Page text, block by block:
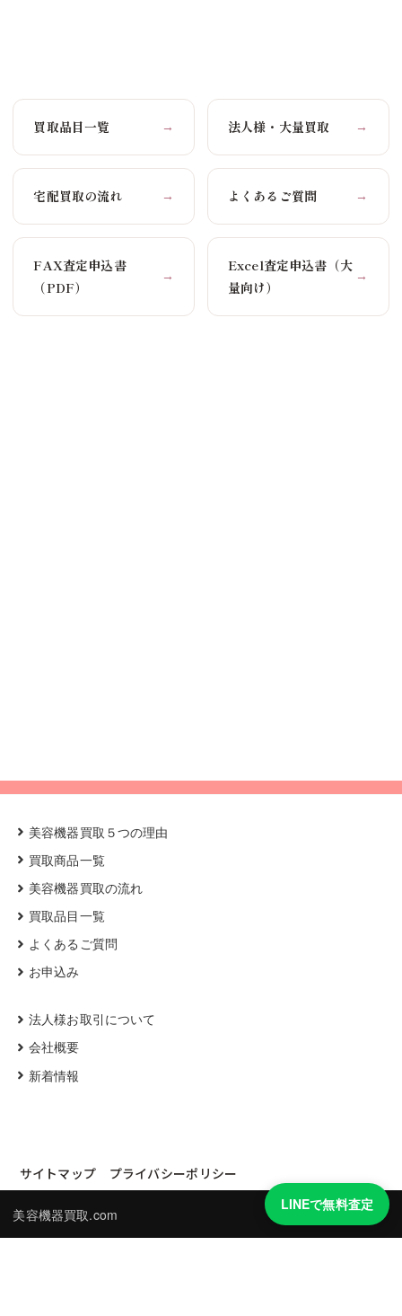
買取品目一覧 → 法人様・大量買取 →
宅配買取の流れ → よくあるご質問 →
FAX査定申込書
（PDF）
→
Excel査定申込書（大
量向け）
→
美容機器買取５つの理由
買取商品一覧
美容機器買取の流れ
買取品目一覧
よくあるご質問
お申込み
法人様お取引について
会社概要
新着情報
サイトマップ プライバシーポリシー
美容機器買取.com
LINEで無料査定